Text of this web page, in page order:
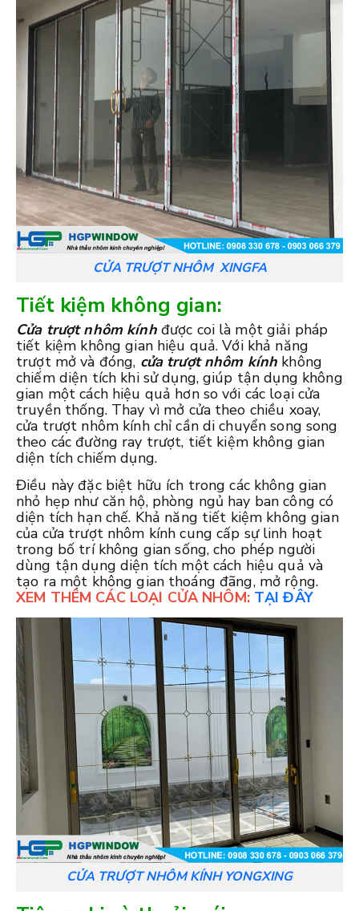
CỬA TRƯỢT NHÔM XINGFA
Tiết kiệm không gian:
Cửa trượt nhôm kínhđược coi là một giải pháp
tiết kiệm không gian hiệu quả. Với khả năng
trượt mở và đóng, cửa trượt nhôm kính không
chiếm diện tích khi sử dụng, giúp tận dụng không
gian một cách hiệu quả hơn so với các loại cửa
truyền thống. Thay vì mở cửa theo chiều xoay,
cửa trượt nhôm kính chỉ cần di chuyển song song
theo các đường ray trượt, tiết kiệm không gian
diện tích chiếm dụng.
Điều này đặc biệt hữu ích trong các không gian
nhỏ hẹp như căn hộ, phòng ngủ hay ban công có
diện tích hạn chế. Khả năng tiết kiệm không gian
của cửa trượt nhôm kính cung cấp sự linh hoạt
trong bố trí không gian sống, cho phép người
dùng tận dụng diện tích một cách hiệu quả và
tạo ra một không gian thoáng đãng, mở rộng.
XEM THÊM CÁC LOẠI CỬA NHÔM: TẠI ĐÂY
CỬA TRƯỢT NHÔM KÍNH YONGXING